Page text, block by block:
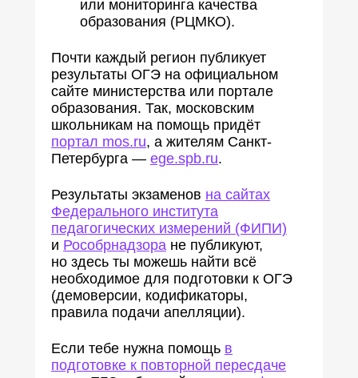
или мониторинга качества
образования (РЦМКО).
Почти каждый регион публикует
результаты ОГЭ на официальном
сайте министерства или портале
образования. Так, московским
школьникам на помощь придёт
портал mos.ru, а жителям Санкт-
Петербурга — ege.spb.ru.
Результаты экзаменов на сайтах
Федерального института
педагогических измерений (ФИПИ)
и Рособрнадзора не публикуют,
но здесь ты можешь найти всё
необходимое для подготовки к ОГЭ
(демоверсии, кодификаторы,
правила подачи апелляции).
Если тебе нужна помощь в
подготовке к повторной пересдаче